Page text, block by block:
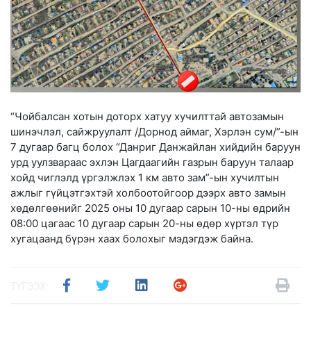
“Чойбалсан хотын доторх хатуу хучилттай автозамын
шинэчлэл, сайжруулалт /Дорнод аймаг, Хэрлэн сум/”-ын
7 дугаар багц болох “Данриг Данжайлан хийдийн баруун
урд уулзвараас эхлэн Цагдаагийн газрын баруун талаар
хойд чиглэлд үргэлжлэх 1 км авто зам”-ын хучилтын
ажлыг гүйцэтгэхтэй холбоотойгоор дээрх авто замын
хөдөлгөөнийг 2025 оны 10 дугаар сарын 10-ны өдрийн
08:00 цагаас 10 дугаар сарын 20-ны өдөр хүртэл түр
хугацаанд бүрэн хаах болохыг мэдэгдэж байна.